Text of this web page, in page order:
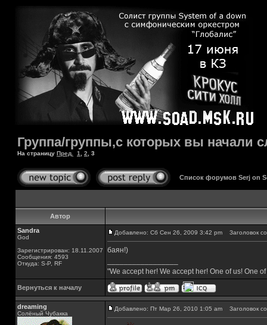
Группа/группы,с которых вы начали
На страницу Пред. 1 2 3
Список форумов Serj on
Автор
Sandra
God
Зарегистрирован: 18.11.2007
Сообщения: 4593
Откуда: S-P, RF
Добавлено: Сб Сен 26, 2009 3:42 pm Заголовок
баян!)
"We accept her! We accept her! One of us! One
Вернуться к началу
dreaming
Солёный Чубакка
Добавлено: Пт Мар 26, 2010 1:05 am Заголовок